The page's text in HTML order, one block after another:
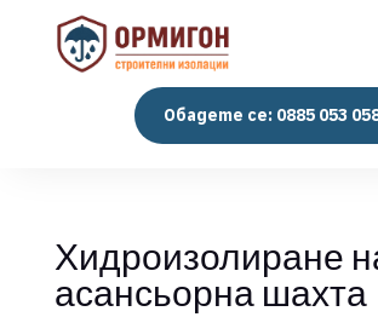
Обадете се: 0885 053
Хидроизолиране
асансьорна шахта